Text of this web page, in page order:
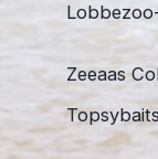
Zeeaas